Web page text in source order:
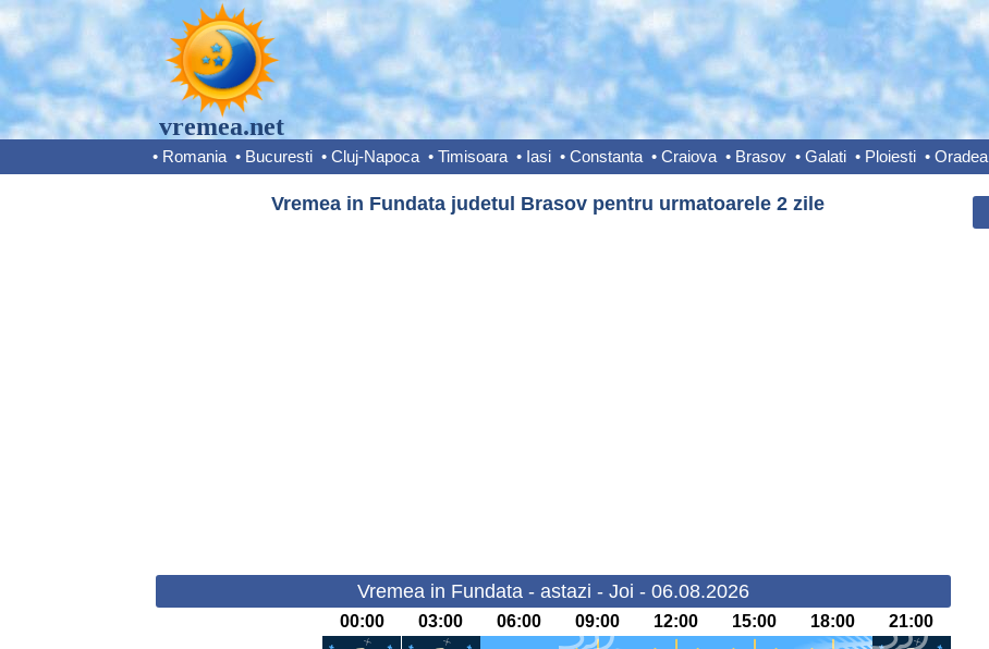
vremea.net
• Romania • Bucuresti • Cluj-Napoca • Timisoara • Iasi • Constanta • Craiova • Brasov • Galati • Ploiesti • Oradea
Vremea in Fundata judetul Brasov pentru urmatoarele 2 zile
Vremea in Fundata - astazi - Joi - 06.08.2026
00:00 03:00 06:00 09:00 12:00 15:00 18:00 21:00